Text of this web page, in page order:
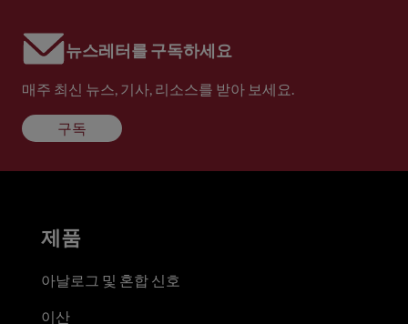
뉴스레터를 구독하세요
매주 최신 뉴스, 기사, 리소스를 받아 보세요.
구독
제품
아날로그 및 혼합 신호
이산